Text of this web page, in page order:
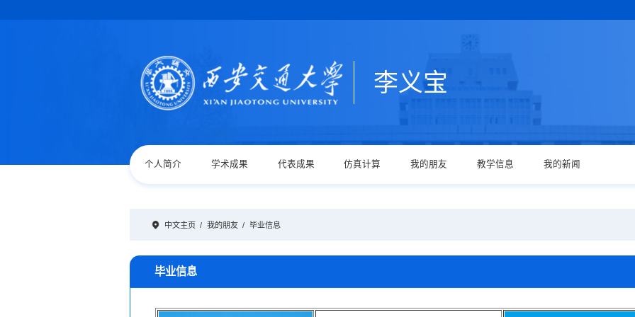
李义宝
个人简介 学术成果 代表成果 仿真计算 我的朋友 教学信息 我的新闻
中文主页 / 我的朋友 / 毕业信息
毕业信息